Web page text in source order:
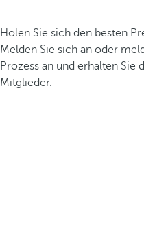
Holen Sie sich den besten
Melden Sie sich an oder
Prozess an und erhalten Sie
Mitglieder.